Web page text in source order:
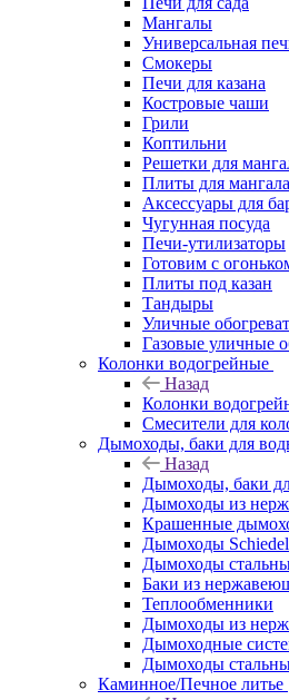
Мангалы
Универсальная
Смокеры
Печи для казана
Костровые чаши
Грили
Коптильни
Решетки для
Плиты для мангала
Аксессуары для
Чугунная посуда
Печи-утилизаторы
Готовим с
Плиты под казан
Тандыры
Уличные
Газовые уличные
Колонки водогрейные
Назад
Колонки
Смесители для
Дымоходы, баки для
Назад
Дымоходы, баки
Дымоходы из
Крашенные
Дымоходы Schiedel
Дымоходы
Баки из
Теплообменники
Дымоходы из
Дымоходные
Дымоходы
Каминное/Печное литье